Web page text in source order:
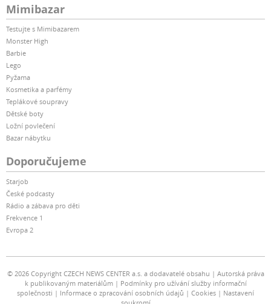
Mimibazar
Testujte s Mimibazarem
Monster High
Barbie
Lego
Pyžama
Kosmetika a parfémy
Teplákové soupravy
Dětské boty
Ložní povlečení
Bazar nábytku
Doporučujeme
Starjob
České podcasty
Rádio a zábava pro děti
Frekvence 1
Evropa 2
© 2026 Copyright CZECH NEWS CENTER a.s. a dodavatelé obsahu
Autorská práva
k publikovaným materiálům
Podmínky pro užívání služby informační
společnosti
Informace o zpracování osobních údajů Cookies
Nastavení